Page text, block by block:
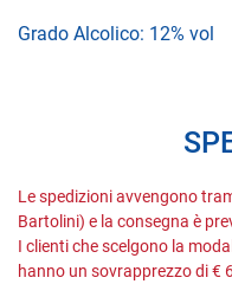
Grado Alcolico: 12% vol
Le spedizioni avvengono
Bartolini) e la consegna è
I clienti che scelgono la
hanno un sovrapprezzo di €